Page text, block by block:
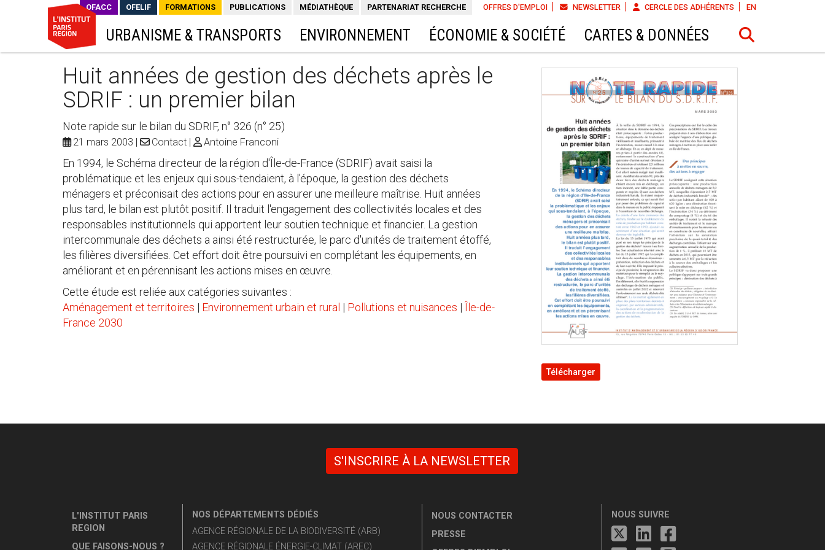
OFFRES D'EMPLOI NEWSLETTER CERCLE DES ADHÉRENTS EN
OFACC OFELIF FORMATIONS PUBLICATIONS MÉDIATHÈQUE PARTENARIAT RECHERCHE
URBANISME & TRANSPORTS ENVIRONNEMENT ÉCONOMIE & SOCIÉTÉ CARTES & DONNÉES
Huit années de gestion des déchets après le
SDRIF : un premier bilan
Note rapide sur le bilan du SDRIF, n° 326 (n° 25)
21 mars 2003 Contact Antoine Franconi
En 1994, le Schéma directeur de la région d'Île-de-France (SDRIF) avait saisi la
problématique et les enjeux qui sous-tendaient, à l'époque, la gestion des déchets
ménagers et préconisait des actions pour en assurer une meilleure maîtrise. Huit années
plus tard, le bilan est plutôt positif. Il traduit l'engagement des collectivités locales et des
responsables institutionnels qui apportent leur soutien technique et financier. La gestion
intercommunale des déchets a ainsi été restructurée, le parc d'unités de traitement étoffé,
les filières diversifiées. Cet effort doit être poursuivi en complétant les équipements, en
améliorant et en pérennisant les actions mises en œuvre.
Cette étude est reliée aux catégories suivantes :
Aménagement et territoires | Environnement urbain et rural | Pollutions et nuisances | Île-de-
France 2030
Télécharger
S'INSCRIRE À LA NEWSLETTER
L'INSTITUT PARIS
REGION
QUE FAISONS-NOUS ?
NOS DÉPARTEMENTS DÉDIÉS
AGENCE RÉGIONALE DE LA BIODIVERSITÉ (ARB)
AGENCE RÉGIONALE ÉNERGIE-CLIMAT (AREC)
NOUS CONTACTER
PRESSE
NOUS SUIVRE